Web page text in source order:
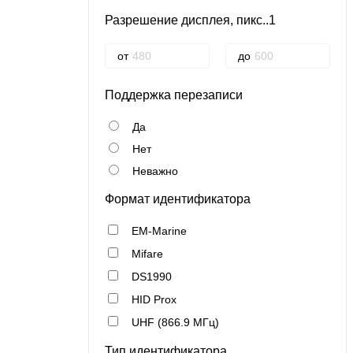
Разрешение дисплея, пикс..1
от до
Поддержка перезаписи
Да
Нет
Неважно
Формат идентификатора
EM-Marine
Mifare
DS1990
HID Prox
UHF (866.9 МГц)